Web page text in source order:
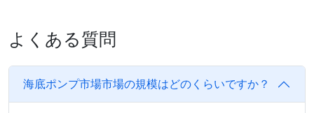
よくある質問
海底ポンプ市場市場の規模はどのくらいですか？